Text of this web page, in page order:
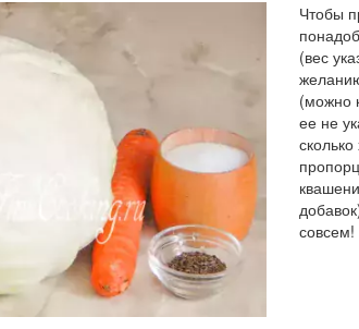
Чтобы
(вес
(можно
ее не
совсем!